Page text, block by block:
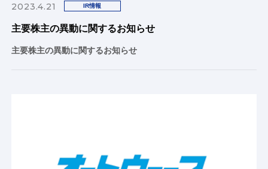
2023.4.21 IR情報
主要株主の異動に関するお知らせ
主要株主の異動に関するお知らせ